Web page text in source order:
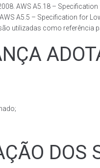
AWS A5.18 –
A5.5 – Specification for
utilizadas como referência
DOS